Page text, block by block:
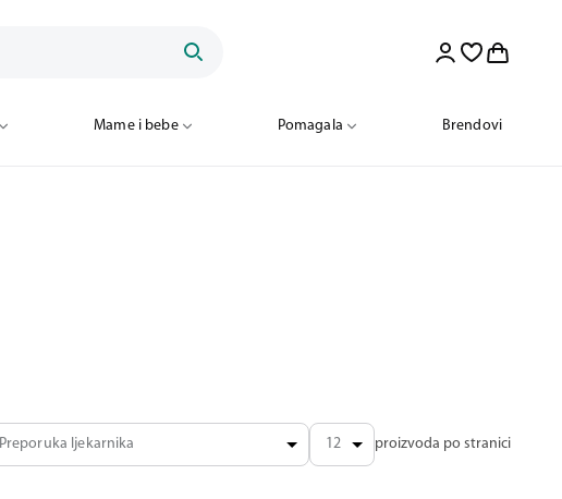
Mame i bebe Pomagala Brendovi
Preporuka ljekarnika 12 proizvoda po stranici